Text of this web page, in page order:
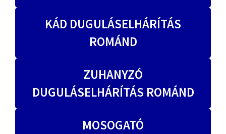
KÁD DUGULÁSELHÁRÍTÁS
ROMÁND
ZUHANYZÓ
DUGULÁSELHÁRÍTÁS ROMÁND
MOSOGATÓ